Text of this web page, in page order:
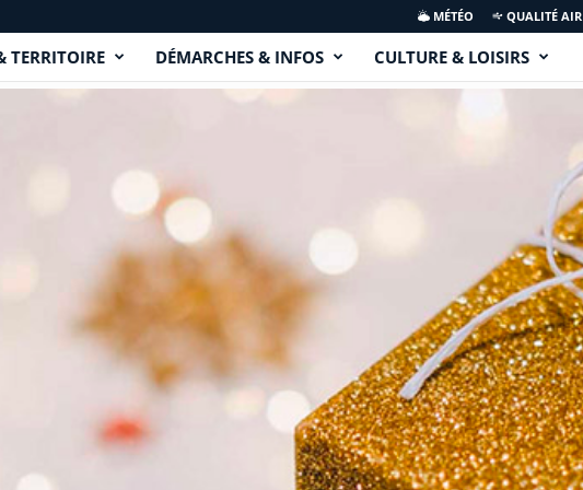
MÉTÉO QUALITÉ AIR
TERRITOIRE DÉMARCHES & INFOS CULTURE & LOISIRS